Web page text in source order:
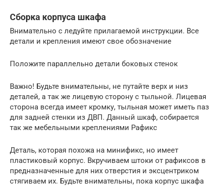
Сборка корпуса шкафа
Внимательно с ледуйте прилагаемой инструкции. Все
детали и крепления имеют свое обозначение
Положите параллельно детали боковых стенок
Важно! Будьте внимательны, не путайте верх и низ
деталей, а так же лицевую сторону с тыльной. Лицевая
сторона всегда имеет кромку, тыльная может иметь паз
для задней стенки из ДВП. Данный шкаф, собирается
так же мебельными креплениями Рафикс
Деталь, которая похожа на минификс, но имеет
пластиковый корпус. Вкручиваем штоки от рафиксов в
предназначенные для них отверстия и эксцентриком
стягиваем их. Будьте внимательны, пока корпус шкафа